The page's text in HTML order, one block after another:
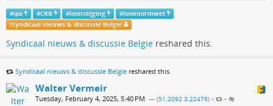
#ipa #CRB #loonstijging #loonnormwet
!Syndicaal nieuws & discussie Belgie
Syndicaal nieuws & discussie Belgie reshared this.
Syndicaal nieuws & discussie Belgie reshared this.
Walter Vermeir
Tuesday, February 4, 2025, 5:40 PM — (51.2092 3.22476) • •